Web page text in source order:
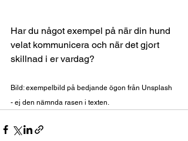
Har du något exempel på när din hund
velat kommunicera och när det gjort
skillnad i er vardag?
Bild: exempelbild på bedjande ögon från Unsplash
- ej den nämnda rasen i texten.